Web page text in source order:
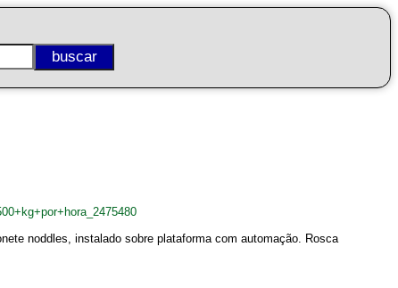
noddles, instalado sobre plataforma com automação. Rosca